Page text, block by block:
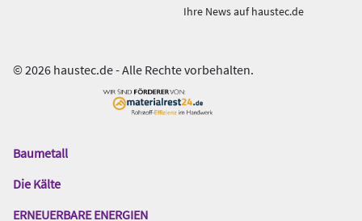
Ihre News auf haustec.de
© 2026 haustec.de - Alle Rechte vorbehalten.
Das
Gentner
Baumetall
Die Kälte
ERNEUERBARE ENERGIEN